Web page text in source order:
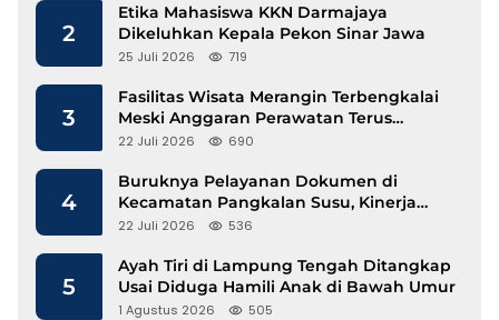
2
Etika Mahasiswa KKN Darmajaya
Dikeluhkan Kepala Pekon Sinar Jawa
25 Juli 2026 719
3
Fasilitas Wisata Merangin Terbengkalai
Meski Anggaran Perawatan Terus
Mengalir
22 Juli 2026 690
4
Buruknya Pelayanan Dokumen di
Kecamatan Pangkalan Susu, Kinerja
Disdukcapil Langkat Disorot
22 Juli 2026 536
5
Ayah Tiri di Lampung Tengah Ditangkap
Usai Diduga Hamili Anak di Bawah Umur
1 Agustus 2026 505